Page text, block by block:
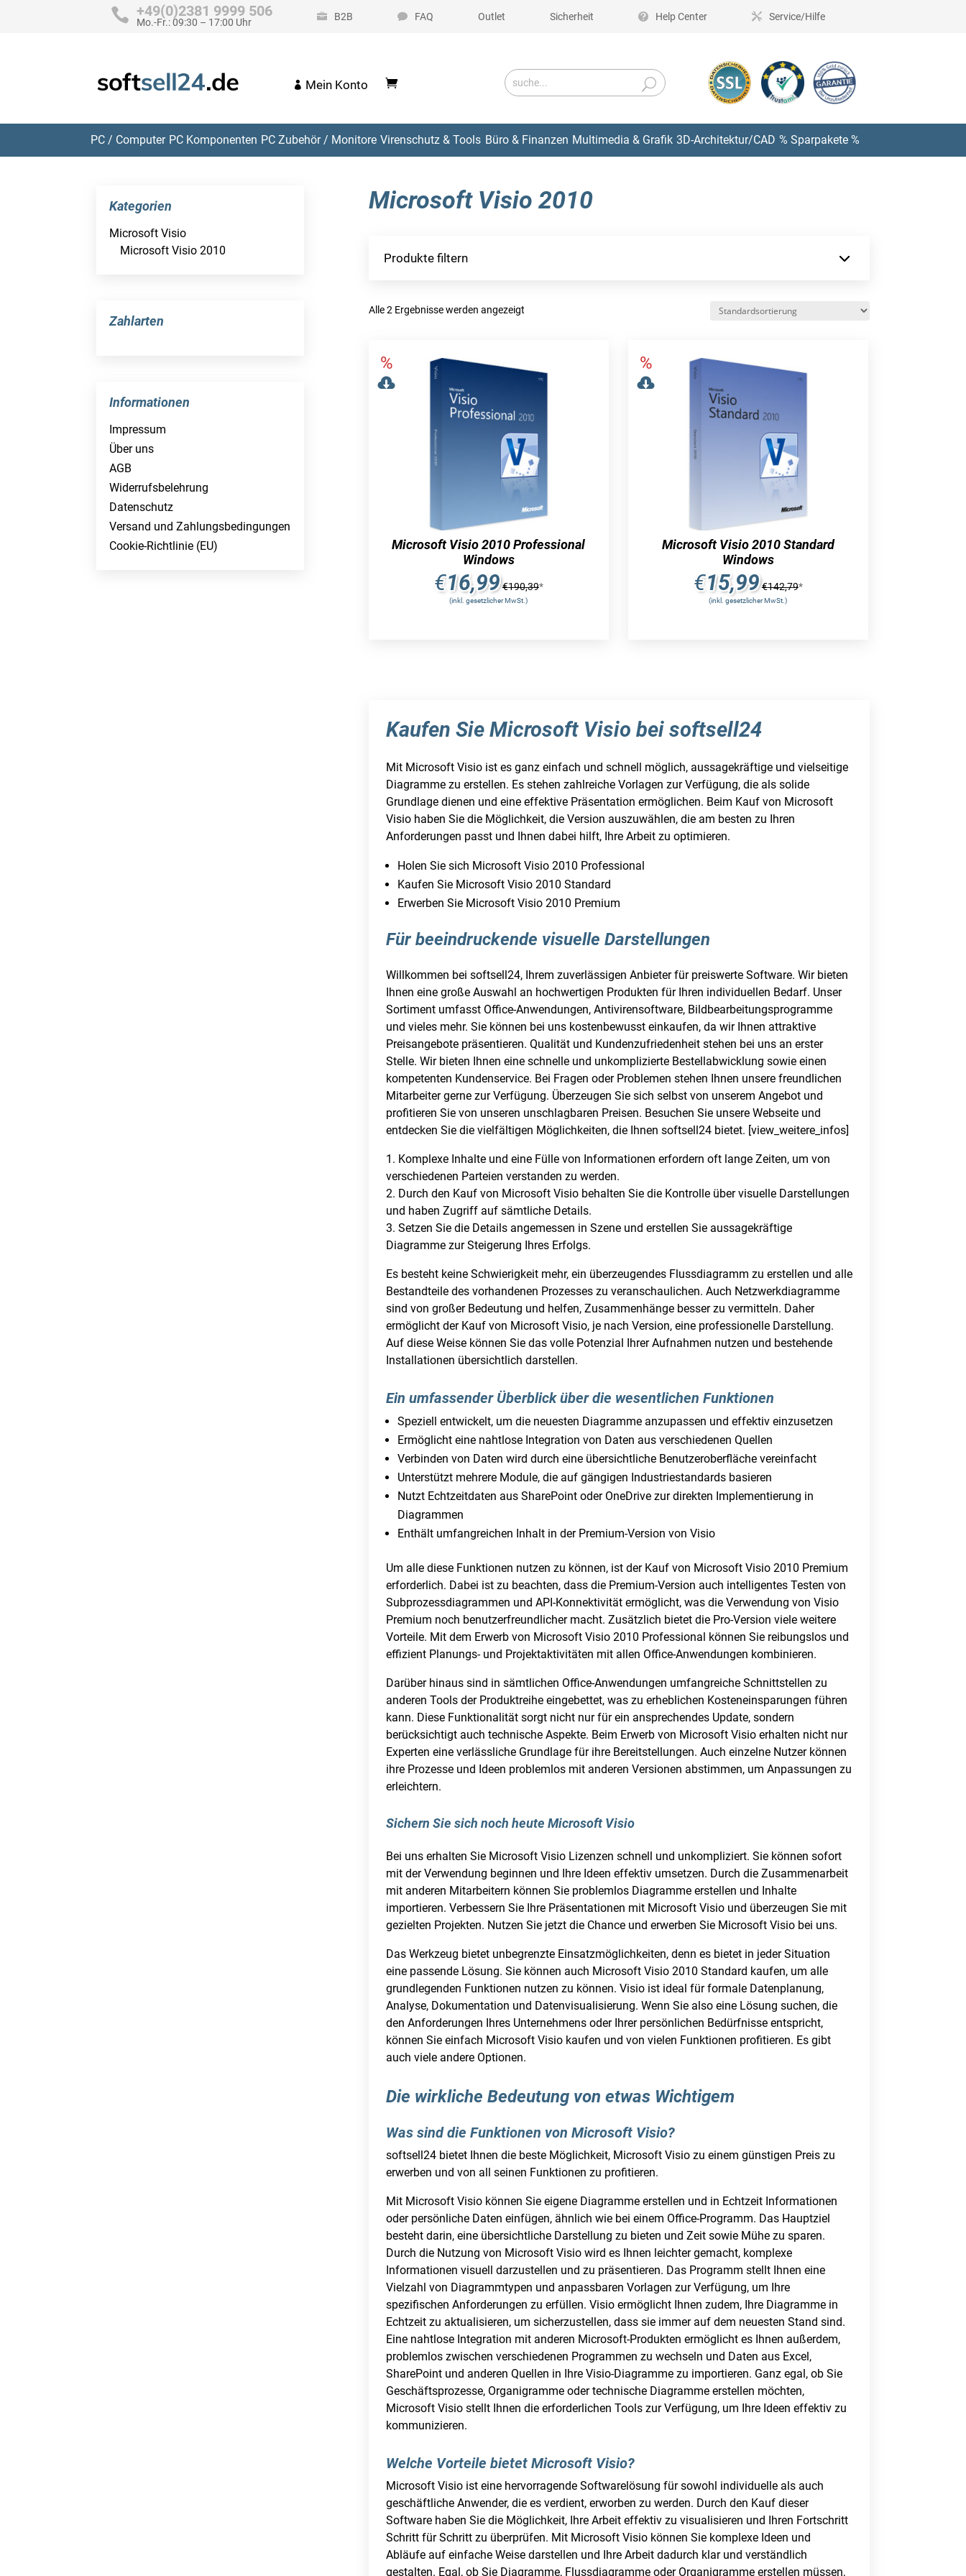
+49(0)2381 9999 506
Mo.-Fr.: 09:30 – 17:00 Uhr B2B FAQ Outlet Sicherheit Help Center Service/Hilfe
Mein Konto
PC / Computer PC Komponenten PC Zubehör / Monitore Virenschutz & Tools Büro & Finanzen Multimedia & Grafik 3D-Architektur/CAD % Sparpakete %
Kategorien
Microsoft Visio
Microsoft Visio 2010
Zahlarten
Informationen
Impressum
Über uns
AGB
Widerrufsbelehrung
Datenschutz
Versand und Zahlungsbedingungen
Cookie-Richtlinie (EU)
Microsoft Visio 2010
Produkte filtern
Alle 2 Ergebnisse werden angezeigt
Microsoft Visio 2010 Professional
Windows
€16,99€190,39*
(inkl. gesetzlicher MwSt.)
Microsoft Visio 2010 Standard
Windows
€15,99€142,79*
(inkl. gesetzlicher MwSt.)
Kaufen Sie Microsoft Visio bei softsell24
Mit Microsoft Visio ist es ganz einfach und schnell möglich, aussagekräftige und vielseitige
Diagramme zu erstellen. Es stehen zahlreiche Vorlagen zur Verfügung, die als solide
Grundlage dienen und eine effektive Präsentation ermöglichen. Beim Kauf von Microsoft
Visio haben Sie die Möglichkeit, die Version auszuwählen, die am besten zu Ihren
Anforderungen passt und Ihnen dabei hilft, Ihre Arbeit zu optimieren.
Holen Sie sich Microsoft Visio 2010 Professional
Kaufen Sie Microsoft Visio 2010 Standard
Erwerben Sie Microsoft Visio 2010 Premium
Für beeindruckende visuelle Darstellungen
Willkommen bei softsell24, Ihrem zuverlässigen Anbieter für preiswerte Software. Wir bieten
Ihnen eine große Auswahl an hochwertigen Produkten für Ihren individuellen Bedarf. Unser
Sortiment umfasst Office-Anwendungen, Antivirensoftware, Bildbearbeitungsprogramme
und vieles mehr. Sie können bei uns kostenbewusst einkaufen, da wir Ihnen attraktive
Preisangebote präsentieren. Qualität und Kundenzufriedenheit stehen bei uns an erster
Stelle. Wir bieten Ihnen eine schnelle und unkomplizierte Bestellabwicklung sowie einen
kompetenten Kundenservice. Bei Fragen oder Problemen stehen Ihnen unsere freundlichen
Mitarbeiter gerne zur Verfügung. Überzeugen Sie sich selbst von unserem Angebot und
profitieren Sie von unseren unschlagbaren Preisen. Besuchen Sie unsere Webseite und
entdecken Sie die vielfältigen Möglichkeiten, die Ihnen softsell24 bietet. [view_weitere_infos]
1. Komplexe Inhalte und eine Fülle von Informationen erfordern oft lange Zeiten, um von
verschiedenen Parteien verstanden zu werden.
2. Durch den Kauf von Microsoft Visio behalten Sie die Kontrolle über visuelle Darstellungen
und haben Zugriff auf sämtliche Details.
3. Setzen Sie die Details angemessen in Szene und erstellen Sie aussagekräftige
Diagramme zur Steigerung Ihres Erfolgs.
Es besteht keine Schwierigkeit mehr, ein überzeugendes Flussdiagramm zu erstellen und alle
Bestandteile des vorhandenen Prozesses zu veranschaulichen. Auch Netzwerkdiagramme
sind von großer Bedeutung und helfen, Zusammenhänge besser zu vermitteln. Daher
ermöglicht der Kauf von Microsoft Visio, je nach Version, eine professionelle Darstellung.
Auf diese Weise können Sie das volle Potenzial Ihrer Aufnahmen nutzen und bestehende
Installationen übersichtlich darstellen.
Ein umfassender Überblick über die wesentlichen Funktionen
Speziell entwickelt, um die neuesten Diagramme anzupassen und effektiv einzusetzen
Ermöglicht eine nahtlose Integration von Daten aus verschiedenen Quellen
Verbinden von Daten wird durch eine übersichtliche Benutzeroberfläche vereinfacht
Unterstützt mehrere Module, die auf gängigen Industriestandards basieren
Nutzt Echtzeitdaten aus SharePoint oder OneDrive zur direkten Implementierung in
Diagrammen
Enthält umfangreichen Inhalt in der Premium-Version von Visio
Um alle diese Funktionen nutzen zu können, ist der Kauf von Microsoft Visio 2010 Premium
erforderlich. Dabei ist zu beachten, dass die Premium-Version auch intelligentes Testen von
Subprozessdiagrammen und API-Konnektivität ermöglicht, was die Verwendung von Visio
Premium noch benutzerfreundlicher macht. Zusätzlich bietet die Pro-Version viele weitere
Vorteile. Mit dem Erwerb von Microsoft Visio 2010 Professional können Sie reibungslos und
effizient Planungs- und Projektaktivitäten mit allen Office-Anwendungen kombinieren.
Darüber hinaus sind in sämtlichen Office-Anwendungen umfangreiche Schnittstellen zu
anderen Tools der Produktreihe eingebettet, was zu erheblichen Kosteneinsparungen führen
kann. Diese Funktionalität sorgt nicht nur für ein ansprechendes Update, sondern
berücksichtigt auch technische Aspekte. Beim Erwerb von Microsoft Visio erhalten nicht nur
Experten eine verlässliche Grundlage für ihre Bereitstellungen. Auch einzelne Nutzer können
ihre Prozesse und Ideen problemlos mit anderen Versionen abstimmen, um Anpassungen zu
erleichtern.
Sichern Sie sich noch heute Microsoft Visio
Bei uns erhalten Sie Microsoft Visio Lizenzen schnell und unkompliziert. Sie können sofort
mit der Verwendung beginnen und Ihre Ideen effektiv umsetzen. Durch die Zusammenarbeit
mit anderen Mitarbeitern können Sie problemlos Diagramme erstellen und Inhalte
importieren. Verbessern Sie Ihre Präsentationen mit Microsoft Visio und überzeugen Sie mit
gezielten Projekten. Nutzen Sie jetzt die Chance und erwerben Sie Microsoft Visio bei uns.
Das Werkzeug bietet unbegrenzte Einsatzmöglichkeiten, denn es bietet in jeder Situation
eine passende Lösung. Sie können auch Microsoft Visio 2010 Standard kaufen, um alle
grundlegenden Funktionen nutzen zu können. Visio ist ideal für formale Datenplanung,
Analyse, Dokumentation und Datenvisualisierung. Wenn Sie also eine Lösung suchen, die
den Anforderungen Ihres Unternehmens oder Ihrer persönlichen Bedürfnisse entspricht,
können Sie einfach Microsoft Visio kaufen und von vielen Funktionen profitieren. Es gibt
auch viele andere Optionen.
Die wirkliche Bedeutung von etwas Wichtigem
Was sind die Funktionen von Microsoft Visio?
softsell24 bietet Ihnen die beste Möglichkeit, Microsoft Visio zu einem günstigen Preis zu
erwerben und von all seinen Funktionen zu profitieren.
Mit Microsoft Visio können Sie eigene Diagramme erstellen und in Echtzeit Informationen
oder persönliche Daten einfügen, ähnlich wie bei einem Office-Programm. Das Hauptziel
besteht darin, eine übersichtliche Darstellung zu bieten und Zeit sowie Mühe zu sparen.
Durch die Nutzung von Microsoft Visio wird es Ihnen leichter gemacht, komplexe
Informationen visuell darzustellen und zu präsentieren. Das Programm stellt Ihnen eine
Vielzahl von Diagrammtypen und anpassbaren Vorlagen zur Verfügung, um Ihre
spezifischen Anforderungen zu erfüllen. Visio ermöglicht Ihnen zudem, Ihre Diagramme in
Echtzeit zu aktualisieren, um sicherzustellen, dass sie immer auf dem neuesten Stand sind.
Eine nahtlose Integration mit anderen Microsoft-Produkten ermöglicht es Ihnen außerdem,
problemlos zwischen verschiedenen Programmen zu wechseln und Daten aus Excel,
SharePoint und anderen Quellen in Ihre Visio-Diagramme zu importieren. Ganz egal, ob Sie
Geschäftsprozesse, Organigramme oder technische Diagramme erstellen möchten,
Microsoft Visio stellt Ihnen die erforderlichen Tools zur Verfügung, um Ihre Ideen effektiv zu
kommunizieren.
Welche Vorteile bietet Microsoft Visio?
Microsoft Visio ist eine hervorragende Softwarelösung für sowohl individuelle als auch
geschäftliche Anwender, die es verdient, erworben zu werden. Durch den Kauf dieser
Software haben Sie die Möglichkeit, Ihre Arbeit effektiv zu visualisieren und Ihren Fortschritt
Schritt für Schritt zu überprüfen. Mit Microsoft Visio können Sie komplexe Ideen und
Abläufe auf einfache Weise darstellen und Ihre Arbeit dadurch klar und verständlich
gestalten. Egal, ob Sie Diagramme, Flussdiagramme oder Organigramme erstellen müssen,